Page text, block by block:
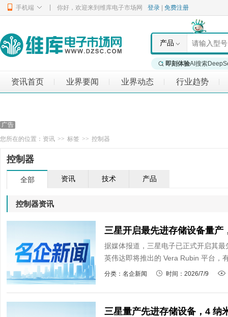
手机端 你好，欢迎来到维库电子市场网 登录 免费注册
产品
即刻体验AI搜索
资讯首页 业界要闻 业界动态 行业趋势
您所在的位置： 资讯 >> 标签 >> 控制器
控制器
全部 资讯 技术 产品
控制器资讯
三星开启最先进存储设备量产
据媒体报道，三星电子已正式开启其
英伟达即将推出的 Vera Rubin 平台
分类：名企新闻 时间：2026/7/9
三星量产先进存储设备，4 纳